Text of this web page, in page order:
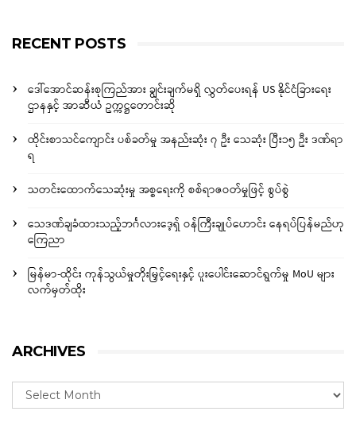
RECENT POSTS
ဒေါ်အောင်ဆန်းစုကြည်အား ချွင်းချက်မရှိ လွှတ်ပေးရန် US နိုင်ငံခြားရေး
ဌာနနှင့် အာဆီယံ ဥက္ကဋ္ဌတောင်းဆို
ထိုင်းစာသင်ကျောင်း ပစ်ခတ်မှု အနည်းဆုံး ၇ ဦး သေဆုံး ပြီး၁၅ ဦး ဒဏ်ရာ
ရ
သတင်းထောက်သေဆုံးမှု အစ္စရေးကို စစ်ရာဇဝတ်မှုဖြင့် စွပ်စွဲ
သေဒဏ်ချခံထားသည့်ဘင်္ဂလားဒေ့ရှ် ဝန်ကြီးချုပ်ဟောင်း နေရပ်ပြန်မည်ဟု
ကြေညာ
မြန်မာ-ထိုင်း ကုန်သွယ်မှုတိုးမြှင့်ရေးနှင့် ပူးပေါင်းဆောင်ရွက်မှု MoU များ
လက်မှတ်ထိုး
ARCHIVES